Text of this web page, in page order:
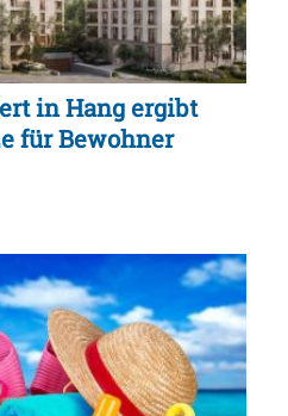
in Hang ergibt
für Bewohner